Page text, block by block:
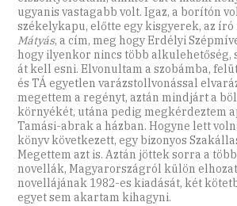
ugyanis vastagabb volt. Igaz, a borítón
székelykapu, előtte egy kisgyerek, az író
Mátyás, a cím, meg hogy Erdélyi
hogy ilyenkor nincs több alkulehetőség,
át kell esni. Elvonultam a szobámba,
és TÁ egyetlen varázstollvonással
megettem a regényt, aztán mindjárt a
környékét, utána pedig megkérdeztem
Tamási-abrak a házban. Hogyne lett
könyv következett, egy bizonyos
Megettem azt is. Aztán jöttek sorra a
novellák, Magyarországról külön
novellájának 1982-es kiadását, két
egyet sem akartam kihagyni.